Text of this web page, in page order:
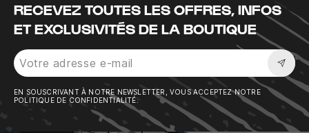
RECEVEZ TOUTES LES OFFRES, INFOS
ET EXCLUSIVITÉS DE LA BOUTIQUE
EN SOUSCRIVANT À NOTRE NEWSLETTER, VOUS ACCEPTEZ NOTRE
POLITIQUE DE CONFIDENTIALITÉ.